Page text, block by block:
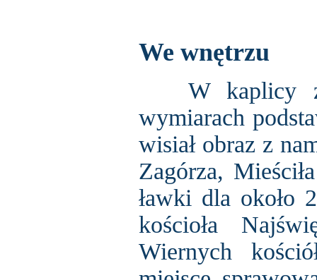
We wnętrzu
W kaplicy
wymiarach
wisiał obraz z
Zagórza,
ławki dla około
kościoła
Wiernych